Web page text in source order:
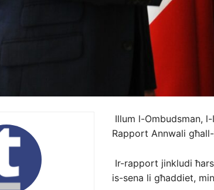
Illum l-Ombudsman,
Rapport Annwali
Ir-rapport jinkludi
is-sena li għaddiet,